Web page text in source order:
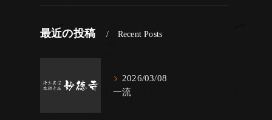
最近の投稿 Recent Posts
2026/03/08
一流